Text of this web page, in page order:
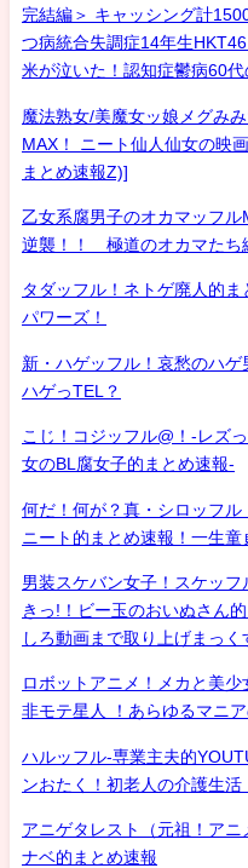
完結編＞ キャッシング計
つ病統合失調症14年生
米が泣いた！認知症鬱病60
魔法熟女/美魔女ッ娘メグみ
MAX！ ニート仙人仙女の映
まとめ速報Z)]
乙女系腐男子のオカマッフ
逆襲！！ 極道のオカマたち
タダッフル！ネトゲ廃人的
パワーズ！
新・ハゲッフル！哀愁のハゲ
ハゲっTEL？
こじ！コジッフル@！-レズ
女のBL腐女子的まとめ速報-
何だ！何が？真・シロッ
ニート的まとめ速報！一生童
男装スケバン女子！スケッ
きっ!！ビー玉のおいぬさん
しろ動画まで取り上げまっく
ロボットアニメ！メカと美
非モテ星人 ！あらゆるマニ
ハルッフル-専業主夫的
ンおたく！初老人の介護生活
アニゲタレスト（元祖！ア
ナベ的まとめ速報